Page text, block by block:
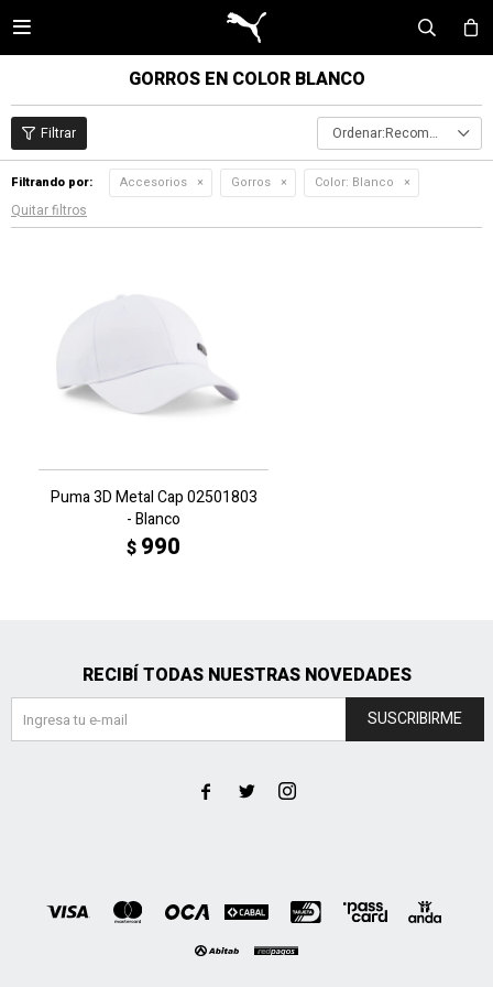

GORROS EN COLOR BLANCO
Recomendados
Filtrando por: Accesorios Gorros Color: Blanco
Quitar filtros
Puma 3D Metal Cap 02501803
- Blanco
$ 990
RECIBÍ TODAS NUESTRAS NOVEDADES
SUSCRIBIRME
  